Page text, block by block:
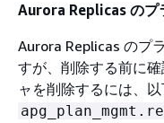
Aurora Replicas のプ
Aurora Replicas のプ
すが、削除する前に
ャを削除するには、